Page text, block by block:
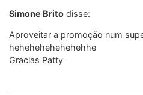
Simone Brito disse:
Aproveitar a promoção num
hehehehehehehehhe
Gracias Patty